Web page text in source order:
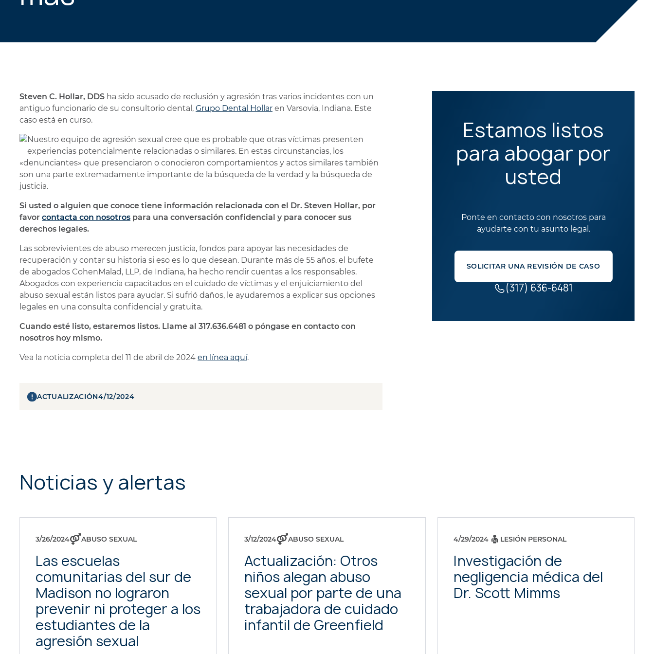
Steven C. Hollar, DDS ha sido acusado de reclusión y agresión tras varios incidentes con un
antiguo funcionario de su consultorio dental, Grupo Dental Hollar en Varsovia, Indiana. Este
caso está en curso.
Nuestro equipo de agresión sexual cree que es probable que otras víctimas presenten
experiencias potencialmente relacionadas o similares. En estas circunstancias, los
«denunciantes» que presenciaron o conocieron comportamientos y actos similares también
son una parte extremadamente importante de la búsqueda de la verdad y la búsqueda de
justicia.
Si usted o alguien que conoce tiene información relacionada con el Dr. Steven Hollar, por
favor contacta con nosotros para una conversación confidencial y para conocer sus
derechos legales.
Las sobrevivientes de abuso merecen justicia, fondos para apoyar las necesidades de
recuperación y contar su historia si eso es lo que desean. Durante más de 55 años, el bufete
de abogados CohenMalad, LLP, de Indiana, ha hecho rendir cuentas a los responsables.
Abogados con experiencia capacitados en el cuidado de víctimas y el enjuiciamiento del
abuso sexual están listos para ayudar. Si sufrió daños, le ayudaremos a explicar sus opciones
legales en una consulta confidencial y gratuita.
Cuando esté listo, estaremos listos. Llame al 317.636.6481 o póngase en contacto con
nosotros hoy mismo.
Vea la noticia completa del 11 de abril de 2024 en línea aquí.
ACTUALIZACIÓN4/12/2024
Estamos listos
para abogar por
usted
Ponte en contacto con nosotros para
ayudarte con tu asunto legal.
SOLICITAR UNA REVISIÓN DE CASO
(317) 636-6481
Noticias y alertas
3/26/2024 ABUSO SEXUAL
Las escuelas
comunitarias del sur de
Madison no lograron
prevenir ni proteger a los
estudiantes de la
agresión sexual
3/12/2024 ABUSO SEXUAL
Actualización: Otros
niños alegan abuso
sexual por parte de una
trabajadora de cuidado
infantil de Greenfield
4/29/2024 LESIÓN PERSONAL
Investigación de
negligencia médica del
Dr. Scott Mimms